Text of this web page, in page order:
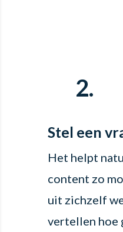
2.
Stel een
Het helpt
content zo
uit zichzelf
vertellen hoe